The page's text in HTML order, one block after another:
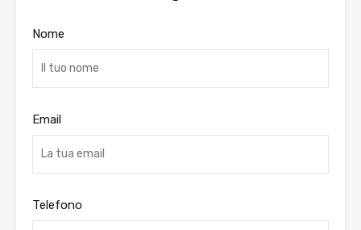
Nome
Email
Telefono